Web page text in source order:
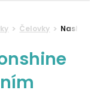
Čelovky Nash